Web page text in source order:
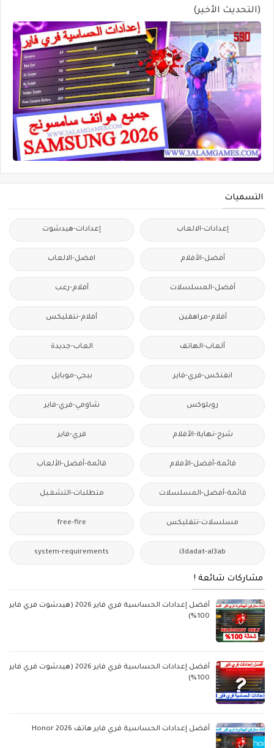
(التحديث الأخير)
التسميات
إعدادات-الالعاب إعدادات-هيدشوت
أفضل-الأفلام افضل-الالعاب
أفضل-المسلسلات أفلام-رعب
أفلام-مراهقين أفلام-نتفليكس
ألعاب-الهاتف العاب-جديدة
انفنكس-فري-فاير ببجي-موبايل
روبلوكس شاومي-فري-فاير
شرح-نهاية-الأفلام فري-فاير
قائمة-أفضل-الأفلام قائمة-أفضل-الألعاب
قائمة-أفضل-المسلسلات متطلبات-التشغيل
مسلسلات-نتفليكس free-fire
i3dadat-al3ab
system-requirements
مشاركات شائعة !
أفضل إعدادات الحساسية فري فاير 2026 (هيدشوت فري فاير
100%)
أفضل إعدادات الحساسية فري فاير 2026 (هيدشوت فري فاير
100%)
أفضل إعدادات الحساسية فري فاير هاتف Honor 2026